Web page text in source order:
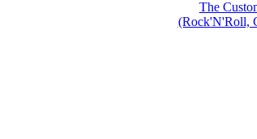
The
(Rock'N'Roll,